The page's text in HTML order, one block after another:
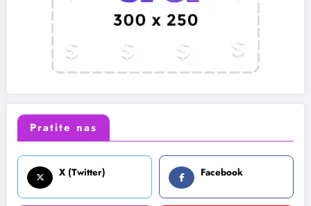
Pratite nas
X (Twitter) Facebook